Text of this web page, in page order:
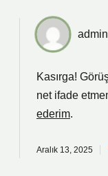
admin
Kasırga!
net ifade
ederim.
Aralık 13, 2025